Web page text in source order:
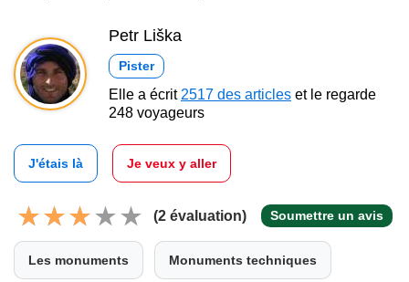
Petr Liška
Pister
Elle a écrit 2517 des articles et le regarde
248 voyageurs
J'étais là Je veux y aller
(2 évaluation) Soumettre un avis
Les monuments Monuments techniques